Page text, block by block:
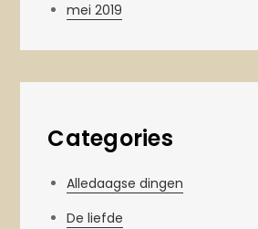
mei 2019
Categories
Alledaagse dingen
De liefde